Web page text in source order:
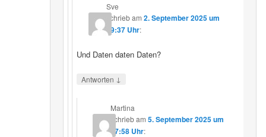
Sve
schriebam 2. September 2025 um
19:37 Uhr:
Und Daten daten Daten?
Antworten ↓
Martina
schriebam5. September 2025 um
17:58 Uhr: